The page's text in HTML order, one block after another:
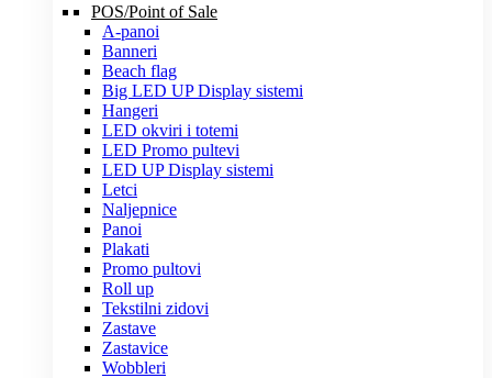
POS/Point of Sale
A-panoi
Banneri
Beach flag
Big LED UP Display sistemi
Hangeri
LED okviri i totemi
LED Promo pultevi
LED UP Display sistemi
Letci
Naljepnice
Panoi
Plakati
Promo pultovi
Roll up
Tekstilni zidovi
Zastave
Zastavice
Wobbleri